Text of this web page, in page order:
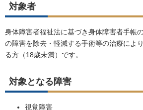
対象者
身体障害者福祉法に基づき身体障害者手帳
の障害を除去・軽減する手術等の治療によ
る方（18歳未満）です。
対象となる障害
視覚障害